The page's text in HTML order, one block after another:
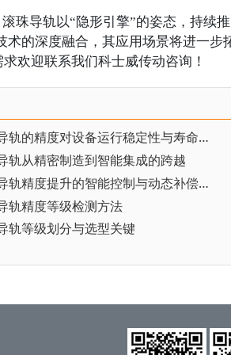
珠导轨以“隐形引擎”的姿态，持续推
的深度融合，其应用场景将进一步
欢迎联系我们科士威传动咨询！
▪ 直线导轨的精度对设备运行稳定性与寿命的影响
轨从精密制造到智能集成的跨越
▪ 直线导轨精度提升的智能控制与动态补偿技术
轨精度等级检测方法
轨等级划分与选型关键